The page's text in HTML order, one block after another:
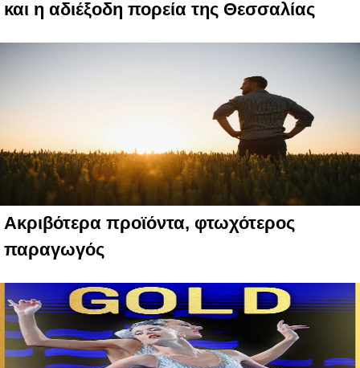
και η αδιέξοδη πορεία της Θεσσαλίας
Ακριβότερα προϊόντα, φτωχότερος
παραγωγός